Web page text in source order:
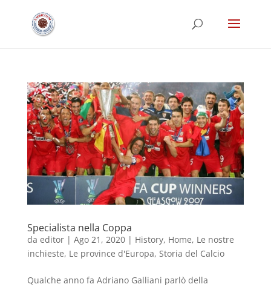
Specialista nella Coppa
da editor| Ago 21, 2020| History, Home, Le nostre
inchieste, Le province d'Europa, Storia del Calcio
Qualche anno fa Adriano Galliani parlò della